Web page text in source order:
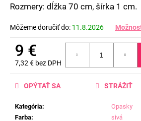
Rozmery: dĺžka 70 cm, šírka 1 cm.
Môžeme doručiť do: 11.8.2026
9 €
7,32 € bez DPH
Jednotková
Kategória:
Opasky
Farba:
sivá
OPÝTAŤ SA STRÁŽIŤ